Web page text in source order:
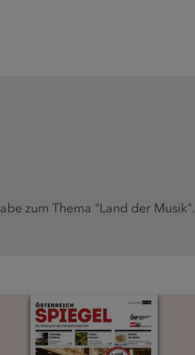
zum Thema "Land der Musik".